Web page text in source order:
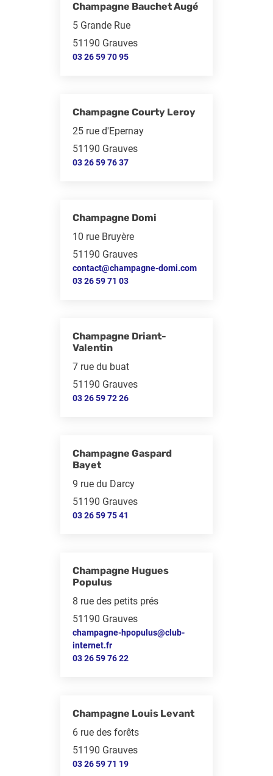
Champagne Bauchet Augé
5 Grande Rue
51190 Grauves
03 26 59 70 95
Champagne Courty Leroy
25 rue d'Epernay
51190 Grauves
03 26 59 76 37
Champagne Domi
10 rue Bruyère
51190 Grauves
contact@champagne-domi.com
03 26 59 71 03
Champagne Driant-
Valentin
7 rue du buat
51190 Grauves
03 26 59 72 26
Champagne Gaspard
Bayet
9 rue du Darcy
51190 Grauves
03 26 59 75 41
Champagne Hugues
Populus
8 rue des petits prés
51190 Grauves
champagne-hpopulus@club-
internet.fr
03 26 59 76 22
Champagne Louis Levant
6 rue des forêts
51190 Grauves
03 26 59 71 19